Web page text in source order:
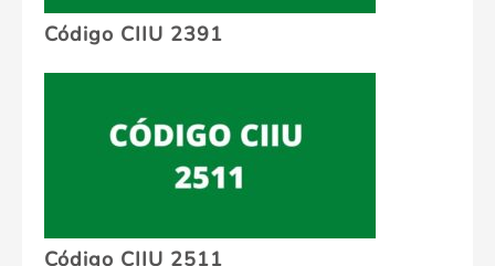
Código CIIU 2391
Código CIIU 2511